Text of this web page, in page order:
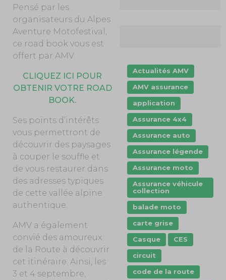
Pensé par les
organisateurs du Alpes
Aventure Motofestival,
ce road book vous est
offert par AMV.
CLIQUEZ ICI POUR
OBTENIR VOTRE ROAD
BOOK.
Ses points d’intérêts
vous permettront de
découvrir des paysages
à couper le souffle et
de vous restaurer dans
des adresses typiques
de cette vallée alpine
authentique.
AMV a également
convié des amoureux
de la Route à découvrir
cet itinéraire. Ainsi, les
3 et 4 septembre,
Actualités AMV
AMV assurance
application
Assurance 4x4
Assurance auto
Assurance légende
Assurance moto
Assurance véhicule
collection
balade moto
carte grise
Casque
CES
circuit
code de la route